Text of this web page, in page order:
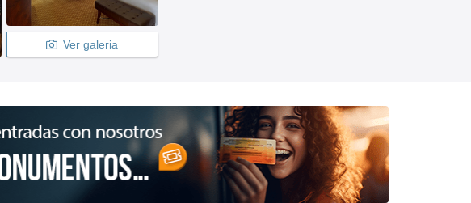
Ver galeria